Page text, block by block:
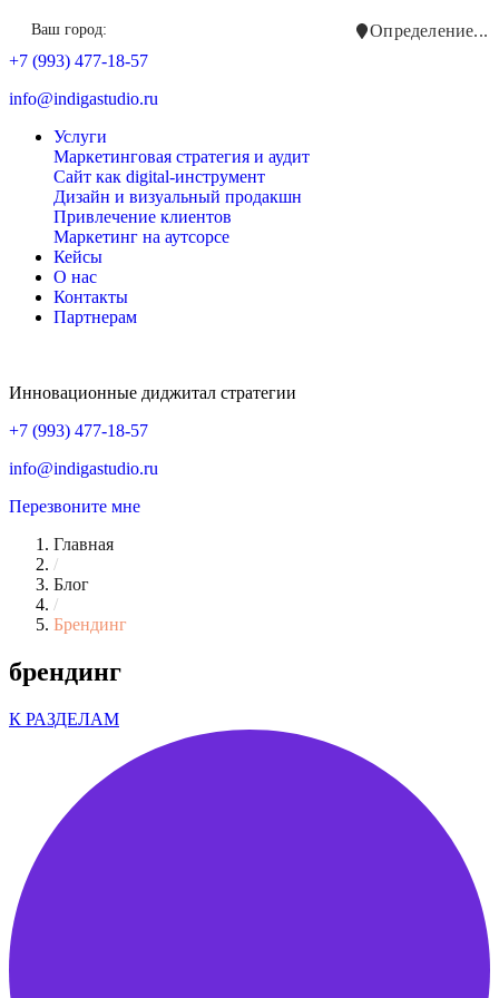
Ваш город:
Определение...
+7 (993) 477-18-57
info@indigastudio.ru
Услуги
Маркетинговая стратегия и аудит
Сайт как digital-инструмент
Дизайн и визуальный продакшн
Привлечение клиентов
Маркетинг на аутсорсе
Кейсы
О нас
Контакты
Партнерам
Инновационные диджитал стратегии
+7 (993) 477-18-57
info@indigastudio.ru
Перезвоните мне
Главная
/
Блог
/
Брендинг
брендинг
К РАЗДЕЛАМ